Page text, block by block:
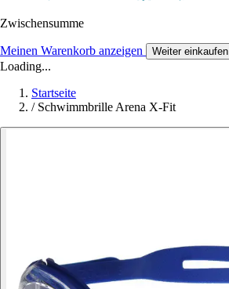
Zwischensumme
Meinen Warenkorb anzeigen Weiter einkaufen
Loading...
Startseite
/ Schwimmbrille Arena X-Fit